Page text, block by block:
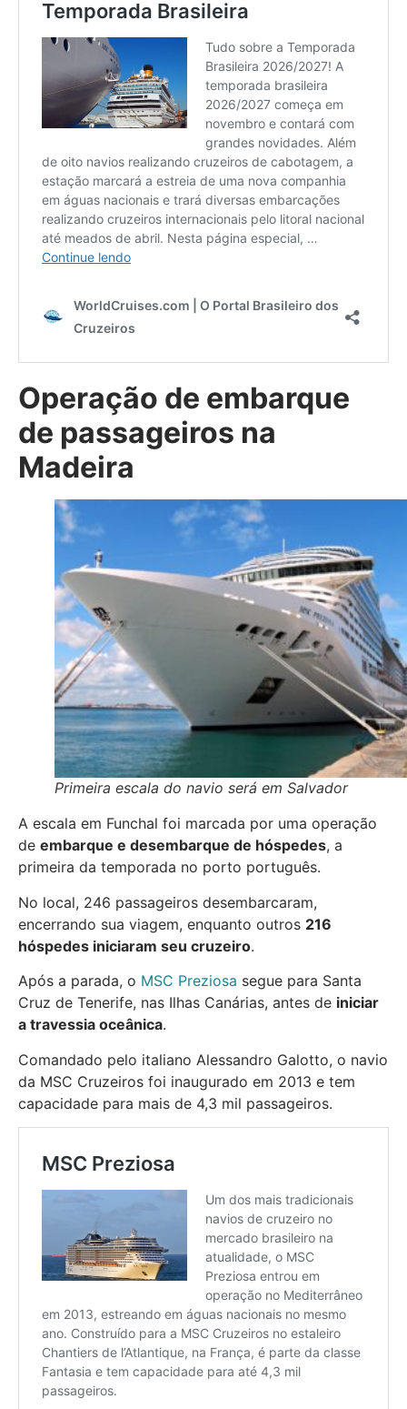
Operação de embarque
de passageiros na
Madeira
Primeira escala do navio será em Salvador
A escala em Funchal foi marcada por uma operação
de embarque e desembarque de hóspedes, a
primeira da temporada no porto português.
No local, 246 passageiros desembarcaram,
encerrando sua viagem, enquanto outros 216
hóspedes iniciaram seu cruzeiro.
Após a parada, o MSC Preziosa segue para Santa
Cruz de Tenerife, nas Ilhas Canárias, antes de iniciar
a travessia oceânica.
Comandado pelo italiano Alessandro Galotto, o navio
da MSC Cruzeiros foi inaugurado em 2013 e tem
capacidade para mais de 4,3 mil passageiros.